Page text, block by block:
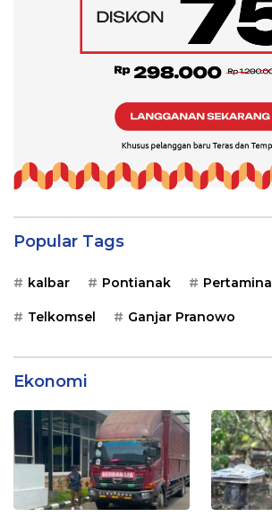
Popular Tags
kalbar Pontianak Pertamina
Telkomsel Ganjar Pranowo
Ekonomi